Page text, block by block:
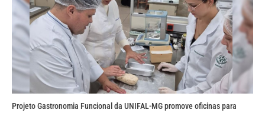
Projeto Gastronomia Funcional da UNIFAL-MG promove oficinas para